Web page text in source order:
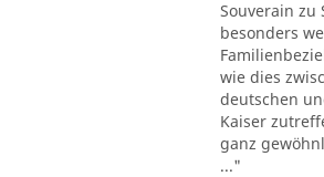
Souverain zu
besonders
wie dies
deutschen
Kaiser
ganz
..."